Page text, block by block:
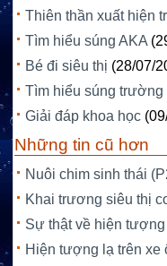
Thiên thần xuất hiện
Tìm hiểu súng AKA
Bé đi siêu thị (28/07/
Tìm hiểu súng trường
Giải đáp khoa học
Những tin cũ hơn
Nuôi chim sinh thái
Khai trương siêu thị
Sự thật về hiện
Hiện tượng lạ trên xe